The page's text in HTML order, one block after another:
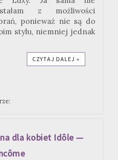
z możliwości
ponieważ nie są do
stylu, niemniej jednak
CZYTAJ DALEJ »
dla kobiet Idôle —